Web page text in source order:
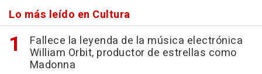
Lo más leído en Cultura
Fallece la leyenda de la música electrónica
William Orbit, productor de estrellas como
Madonna